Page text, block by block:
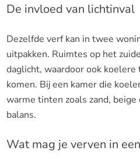
De invloed van lichtinval
Dezelfde verf kan in twee
uitpakken. Ruimtes op het
daglicht, waardoor ook
komen. Bij een kamer die
warme tinten zoals zand,
balans.
Wat mag je verven in